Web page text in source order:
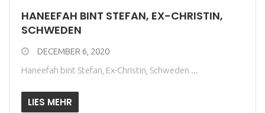
HANEEFAH BINT STEFAN, EX-CHRISTIN,
SCHWEDEN
DECEMBER 6, 2020
Haneefah bint Stefan, Ex-Christin, Schweden ...
LIES MEHR